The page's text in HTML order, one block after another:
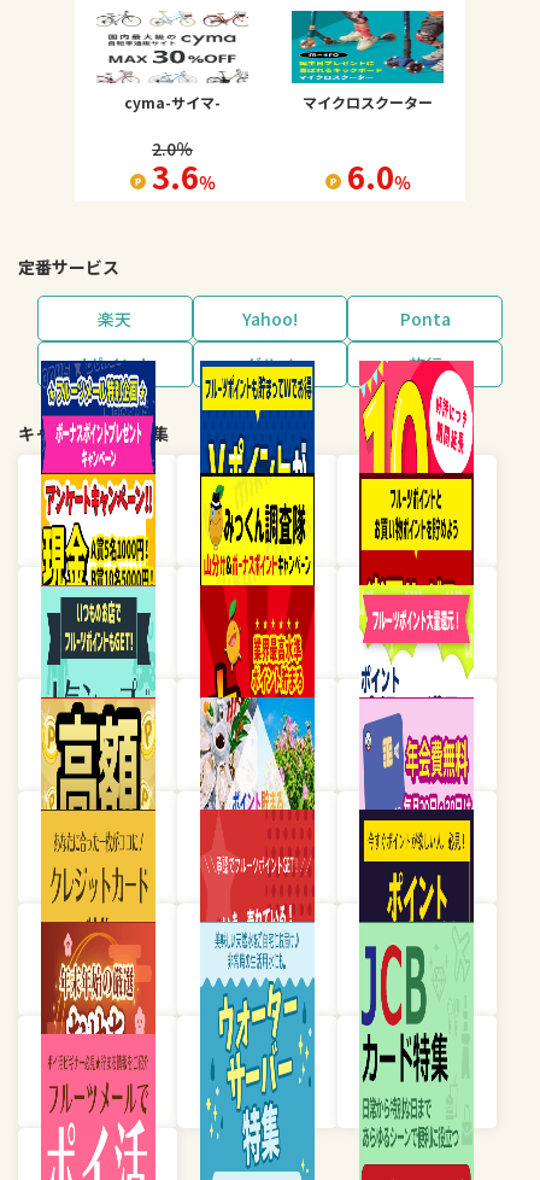
cyma-サイマ-
2.0％
3.6％
マイクロスクーター
6.0％
定番サービス
楽天 Yahoo!
Ponta
dポイント
グルメ 旅行
キャンペーン・特集